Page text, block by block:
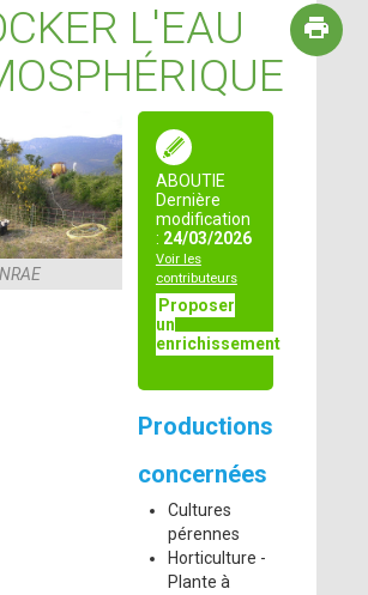
L'EAU
ABOUTIE
Dernière
modification
: 24/03/2026
Voir les
contributeurs
Proposer
un
enrichissement
Productions
concernées
Cultures
pérennes
Horticulture -
Plante à